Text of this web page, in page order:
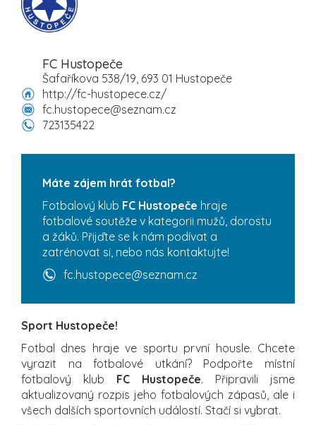
FC Hustopeče
Šafaříkova 538/19, 693 01 Hustopeče
http://fc-hustopece.cz/
fc.hustopece@seznam.cz
723135422
Máte zájem hrát fotbal?
Fotbalový klub FC Hustopeče hraje
fotbalové soutěže v kategorii mužů, dorostu
a žáků. Přijďte se k nám podívat a
zatrénovat si, nebo nás kontaktujte!
fc.hustopece@seznam.cz
Sport Hustopeče!
Fotbal dnes hraje ve sportu první housle. Chcete
vyrazit na fotbalové utkání? Podpořte místní
fotbalový klub FC Hustopeče. Připravili jsme
aktualizovaný rozpis jeho fotbalových zápasů, ale i
všech dalších sportovních událostí. Stačí si vybrat.